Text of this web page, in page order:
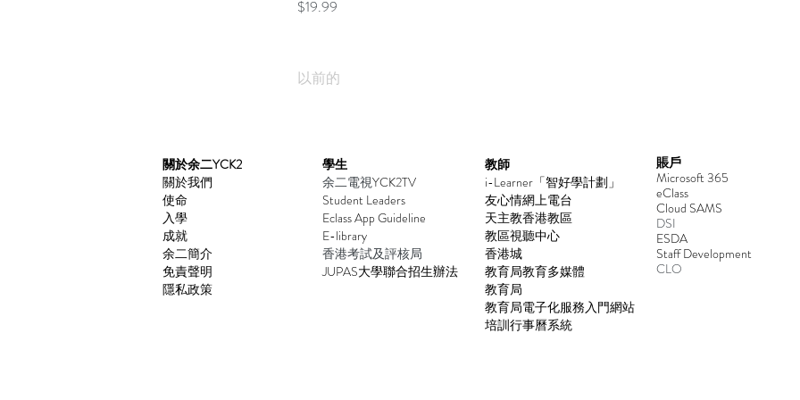
$19.99
以前的
​關於余二YCK2
關於我們
使命
入學
成就
余二簡介
免責聲明
隱私政策
學生
余二電視YCK2TV
Student Leaders
Eclass App Guideline
E-library
香港考試及評核局
JUPAS大學聯合招生辦法
教師
i-Learner「智好學計劃」
友心情網上電台
天主教香港教區
教區視聽中心
香港城
教育局教育多媒體
教育局
教育局電子化服務入門網站
培訓行事曆系統
賬戶
Microsoft 365
eClass
Cloud SAMS
DSI
ESDA
​Staff Development
CLO